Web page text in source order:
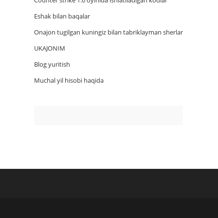
Eshak bilan baqalar
Onajon tugilgan kuningiz bilan tabriklayman sherlar
UKAJONIM
Blog yuritish
Muchal yil hisobi haqida